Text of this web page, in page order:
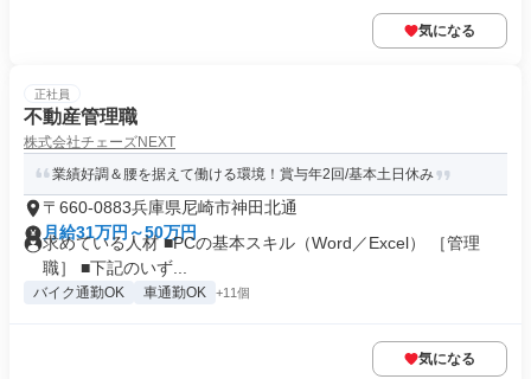
気になる
正社員
不動産管理職
株式会社チェーズNEXT
業績好調＆腰を据えて働ける環境！賞与年2回/基本土日休み
〒660-0883兵庫県尼崎市神田北通
月給31万円～50万円
求めている人材 ■PCの基本スキル（Word／Excel） ［管理
職］ ■下記のいず...
バイク通勤OK 車通勤OK +11個
気になる